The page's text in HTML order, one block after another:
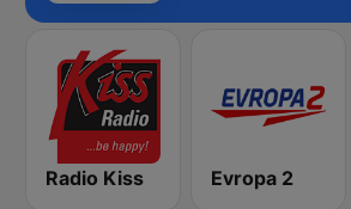
Radio Kiss Evropa 2